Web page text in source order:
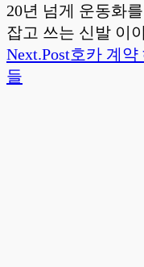
20년 넘게 운동화
잡고 쓰는 신발 이
Next.Post호카 계약
들